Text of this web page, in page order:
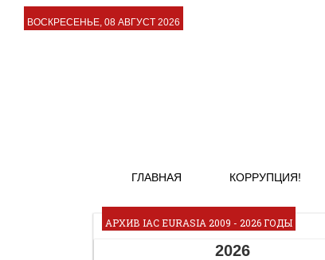
ВОСКРЕСЕНЬЕ, 08 АВГУСТ 2026
ГЛАВНАЯ КОРРУПЦИЯ!
АРХИВ IAC EURASIA 2009 - 2026 ГОДЫ
2026